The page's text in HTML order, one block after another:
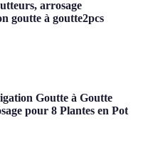
arrosage
goutte à goutte2pcs
Goutte à Goutte
pour 8 Plantes en Pot